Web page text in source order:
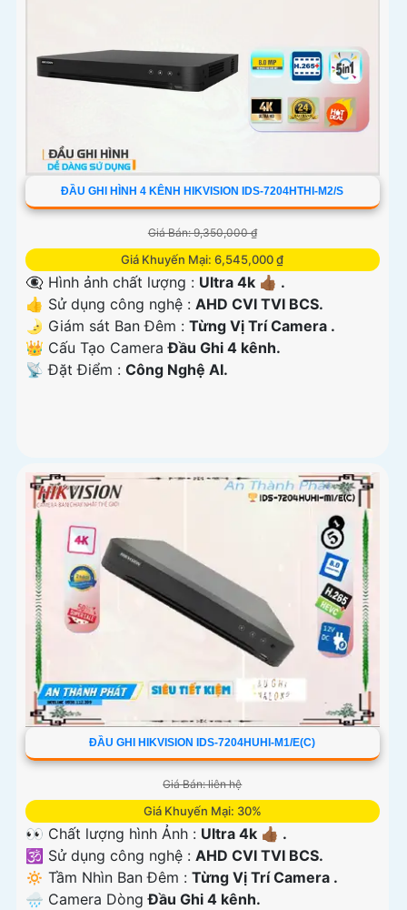
ĐẦU GHI HÌNH 4 KÊNH HIKVISION IDS-7204HTHI-M2/S
Giá Bán: 9,350,000 ₫
Giá Khuyến Mại: 6,545,000 ₫
👁️‍🗨 Hình ảnh chất lượng : Ultra 4k 👍🏾 .
👍 Sử dụng công nghệ : AHD CVI TVI BCS.
🌛 Giám sát Ban Đêm : Từng Vị Trí Camera .
👑 Cấu Tạo CameraĐầu Ghi 4 kênh.
️📡 Đặt Điểm : Công Nghệ AI.
ĐẦU GHI HIKVISION IDS-7204HUHI-M1/E(C)
Giá Bán: liên hệ
Giá Khuyến Mại: 30%
👀 Chất lượng hình Ảnh : Ultra 4k 👍🏾 .
🕉️ Sử dụng công nghệ : AHD CVI TVI BCS.
🔅 Tầm Nhìn Ban Đêm : Từng Vị Trí Camera .
🌧️ Camera DòngĐầu Ghi 4 kênh.